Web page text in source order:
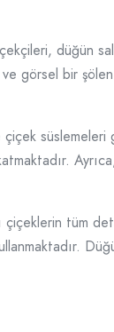
düğün
görsel bir
tüm